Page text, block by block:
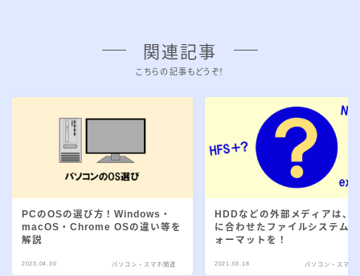
関連記事
こちらの記事もどうぞ！
PCのOSの選び方！Windows・
macOS・Chrome OSの違い等を
解説
2023.04.30 パソコン・スマホ関連
HDDなどの外部メディアは、
に合わせたファイルシステム
ォーマットを！
2021.03.18 パソコン・スマホ